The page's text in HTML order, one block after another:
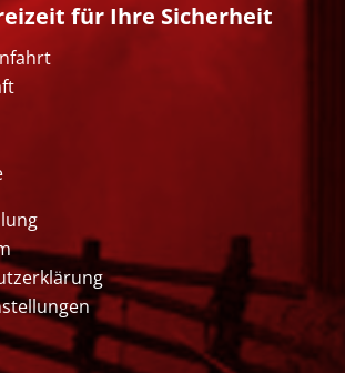
für Ihre Sicherheit